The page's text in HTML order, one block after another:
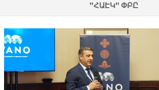
"ՀԱԷԿ" ՓԲԸ